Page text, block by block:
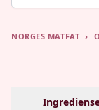
NORGES MATFAT ›